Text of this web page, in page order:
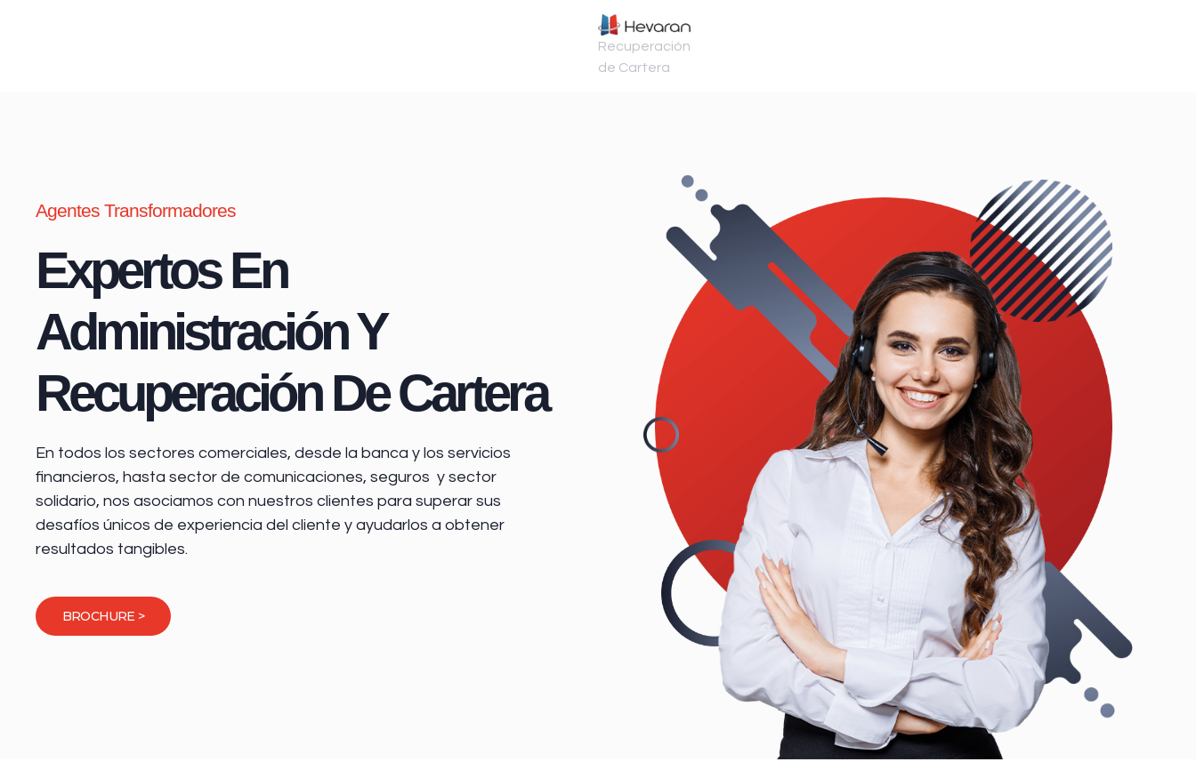
Recuperación
de Cartera
Agentes Transformadores
Expertos En
Administración Y
Recuperación De Cartera
En todos los sectores comerciales, desde la banca y los servicios
financieros, hasta sector de comunicaciones, seguros y sector
solidario, nos asociamos con nuestros clientes para superar sus
desafíos únicos de experiencia del cliente y ayudarlos a obtener
resultados tangibles.
BROCHURE >